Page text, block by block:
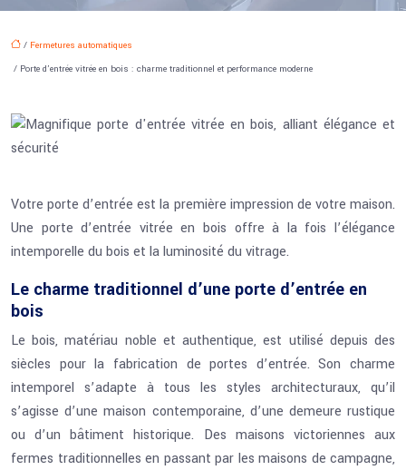
/ Fermetures automatiques
/ Porte d’entrée vitrée en bois : charme traditionnel et performance moderne
Votre porte d’entrée est la première impression de votre maison.
Une porte d’entrée vitrée en bois offre à la fois l’élégance
intemporelle du bois et la luminosité du vitrage.
Le charme traditionnel d’une porte d’entrée en
bois
Le bois, matériau noble et authentique, est utilisé depuis des
siècles pour la fabrication de portes d’entrée. Son charme
intemporel s’adapte à tous les styles architecturaux, qu’il
s’agisse d’une maison contemporaine, d’une demeure rustique
ou d’un bâtiment historique. Des maisons victoriennes aux
fermes traditionnelles en passant par les maisons de campagne,